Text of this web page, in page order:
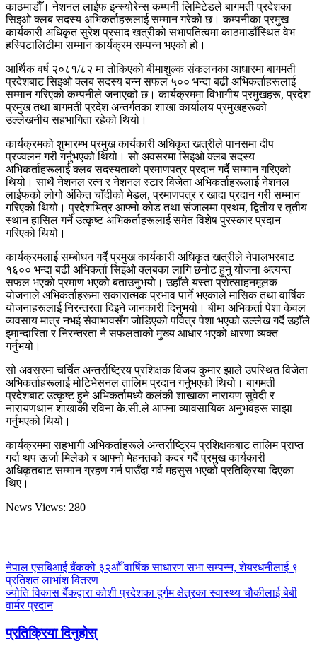
काठमाडौँ। नेशनल लाईफ इन्स्योरेन्स कम्पनी लिमिटेडले बागमती प्रदेशका
सिइओ क्लब सदस्य अभिकर्ताहरूलाई सम्मान गरेको छ। कम्पनीका प्रमुख
कार्यकारी अधिकृत सुरेश प्रसाद खत्रीको सभापतित्वमा काठमाडौँस्थित वेभ
हस्पिटालिटीमा सम्मान कार्यक्रम सम्पन्न भएको हो।
आर्थिक वर्ष २०८१/८२ मा तोकिएको बीमाशुल्क संकलनका आधारमा बागमती
प्रदेशबाट सिइओ क्लब सदस्य बन्न सफल ५०० भन्दा बढी अभिकर्ताहरूलाई
सम्मान गरिएको कम्पनीले जनाएको छ। कार्यक्रममा विभागीय प्रमुखहरू, प्रदेश
प्रमुख तथा बागमती प्रदेश अन्तर्गतका शाखा कार्यालय प्रमुखहरूको
उल्लेखनीय सहभागिता रहेको थियो।
कार्यक्रमको शुभारम्भ प्रमुख कार्यकारी अधिकृत खत्रीले पानसमा दीप
प्रज्वलन गरी गर्नुभएको थियो। सो अवसरमा सिइओ क्लब सदस्य
अभिकर्ताहरूलाई क्लब सदस्यताको प्रमाणपत्र प्रदान गर्दै सम्मान गरिएको
थियो। साथै नेशनल रत्न र नेशनल स्टार विजेता अभिकर्ताहरूलाई नेशनल
लाईफको लोगो अंकित चाँदीको मेडल, प्रमाणपत्र र खादा प्रदान गरी सम्मान
गरिएको थियो। प्रदेशभित्र आफ्नो कोड तथा संजालमा प्रथम, द्वितीय र तृतीय
स्थान हासिल गर्ने उत्कृष्ट अभिकर्ताहरूलाई समेत विशेष पुरस्कार प्रदान
गरिएको थियो।
कार्यक्रमलाई सम्बोधन गर्दै प्रमुख कार्यकारी अधिकृत खत्रीले नेपालभरबाट
१६०० भन्दा बढी अभिकर्ता सिइओ क्लबका लागि छनोट हुनु योजना अत्यन्त
सफल भएको प्रमाण भएको बताउनुभयो। उहाँले यस्ता प्रोत्साहनमूलक
योजनाले अभिकर्ताहरूमा सकारात्मक प्रभाव पार्ने भएकाले मासिक तथा वार्षिक
योजनाहरूलाई निरन्तरता दिइने जानकारी दिनुभयो। बीमा अभिकर्ता पेशा केवल
व्यवसाय मात्र नभई सेवाभावसँग जोडिएको पवित्र पेशा भएको उल्लेख गर्दै उहाँले
इमान्दारिता र निरन्तरता नै सफलताको मुख्य आधार भएको धारणा व्यक्त
गर्नुभयो।
सो अवसरमा चर्चित अन्तर्राष्ट्रिय प्रशिक्षक विजय कुमार झाले उपस्थित विजेता
अभिकर्ताहरूलाई मोटिभेसनल तालिम प्रदान गर्नुभएको थियो। बागमती
प्रदेशबाट उत्कृष्ट हुने अभिकर्तामध्ये कलंकी शाखाका नारायण सुवेदी र
नारायणथान शाखाकी रविना के.सी.ले आफ्ना व्यावसायिक अनुभवहरू साझा
गर्नुभएको थियो।
कार्यक्रममा सहभागी अभिकर्ताहरूले अन्तर्राष्ट्रिय प्रशिक्षकबाट तालिम प्राप्त
गर्दा थप ऊर्जा मिलेको र आफ्नो मेहनतको कदर गर्दै प्रमुख कार्यकारी
अधिकृतबाट सम्मान ग्रहण गर्न पाउँदा गर्व महसुस भएको प्रतिक्रिया दिएका
थिए।
News Views: 280
नेपाल एसबिआई बैंकको ३२औँ वार्षिक साधारण सभा सम्पन्न, शेयरधनीलाई ९
प्रतिशत लाभांश वितरण
ज्योति विकास बैंकद्वारा कोशी प्रदेशका दुर्गम क्षेत्रका स्वास्थ्य चौकीलाई बेबी
वार्मर प्रदान
प्रतिक्रिया दिनुहोस्